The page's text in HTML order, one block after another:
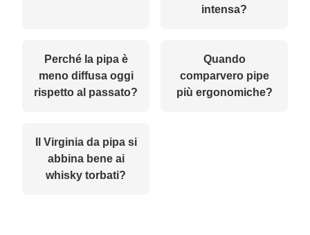
intensa?
Perché la pipa è
meno diffusa oggi
rispetto al passato?
Quando
comparvero pipe
più ergonomiche?
Il Virginia da pipa si
abbina bene ai
whisky torbati?